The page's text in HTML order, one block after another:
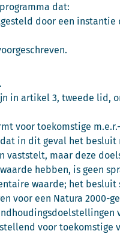
dat:
door een instantie
in artikel 3, tweede lid,
voor toekomstige m.e.r.-
in dit geval het besluit
maar deze
hebben, is geen
waarde; het
voor een Natura 2000-
voor toekomstige